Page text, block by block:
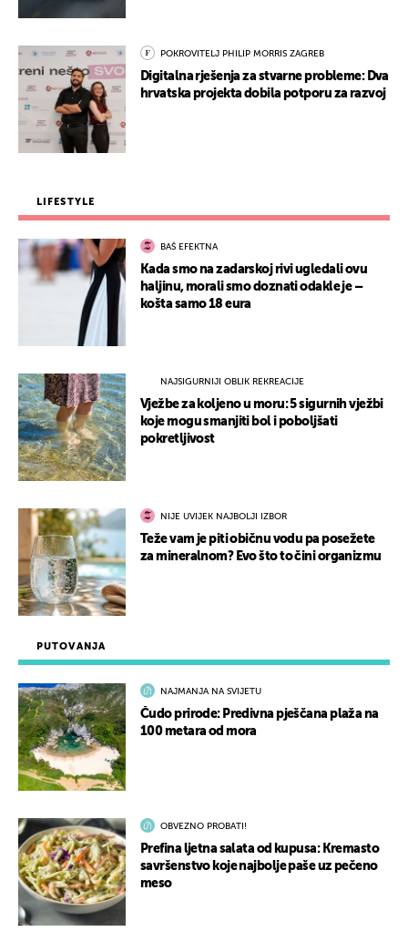
PUTOVANJA
NAJMANJA NA SVIJETU
Čudo prirode: Predivna pješčana plaža na
100 metara od mora
OBVEZNO PROBATI!
Prefina ljetna salata od kupusa: Kremasto
savršenstvo koje najbolje paše uz pečeno
meso
POKROVITELJ PHILIP MORRIS ZAGREB
Digitalna rješenja za stvarne probleme: Dva
hrvatska projekta dobila potporu za razvoj
LIFESTYLE
BAŠ EFEKTNA
Kada smo na zadarskoj rivi ugledali ovu
haljinu, morali smo doznati odakle je –
košta samo 18 eura
NAJSIGURNIJI OBLIK REKREACIJE
Vježbe za koljeno u moru: 5 sigurnih vježbi
koje mogu smanjiti bol i poboljšati
pokretljivost
NIJE UVIJEK NAJBOLJI IZBOR
Teže vam je piti običnu vodu pa posežete
za mineralnom? Evo što to čini organizmu